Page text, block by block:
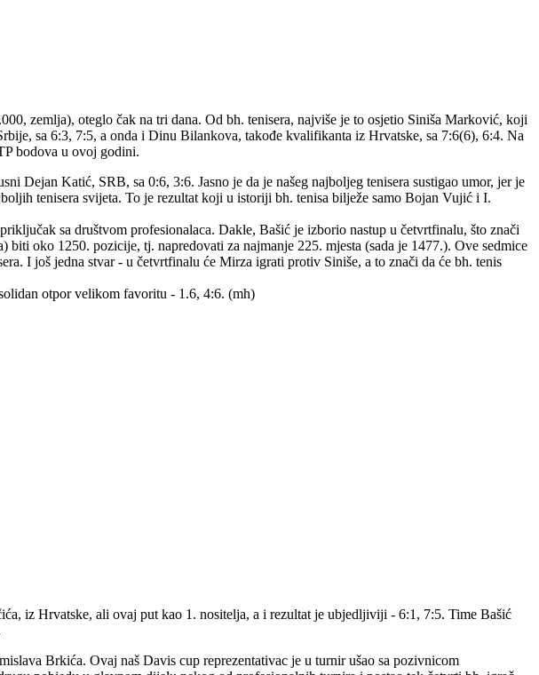
zemlja), oteglo čak na tri dana. Od bh. tenisera, najviše je to osjetio Siniša Marković, koji
sa 6:3, 7:5, a onda i Dinu Bilankova, takođe kvalifikanta iz Hrvatske, sa 7:6(6), 6:4. Na
bodova u ovoj godini.
Dejan Katić, SRB, sa 0:6, 3:6. Jasno je da je našeg najboljeg tenisera sustigao umor, jer je
tenisera svijeta. To je rezultat koji u istoriji bh. tenisa bilježe samo Bojan Vujić i I.
sa društvom profesionalaca. Dakle, Bašić je izborio nastup u četvrtfinalu, što znači
oko 1250. pozicije, tj. napredovati za najmanje 225. mjesta (sada je 1477.). Ove sedmice
I još jedna stvar - u četvrtfinalu će Mirza igrati protiv Siniše, a to znači da će bh. tenis
otpor velikom favoritu - 1.6, 4:6. (mh)
iz Hrvatske, ali ovaj put kao 1. nositelja, a i rezultat je ubjedljiviji - 6:1, 7:5. Time Bašić
Brkića. Ovaj naš Davis cup reprezentativac je u turnir ušao sa pozivnicom